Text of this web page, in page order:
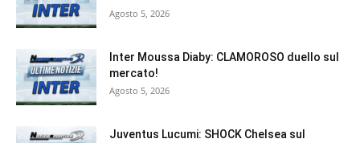
Agosto 5, 2026
Inter Moussa Diaby: CLAMOROSO duello sul
mercato!
Agosto 5, 2026
Juventus Lucumi: SHOCK Chelsea sul